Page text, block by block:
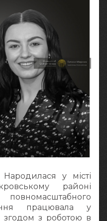
Народилася у місті
районі
працювала у
згодом з роботою в